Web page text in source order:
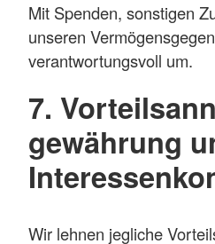
Mit Spenden, sonstigen
unseren
verantwortungsvoll um.
7.
gewährung
Wir lehnen jegliche